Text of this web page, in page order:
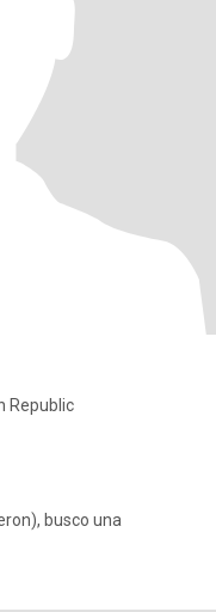
Republic
busco una